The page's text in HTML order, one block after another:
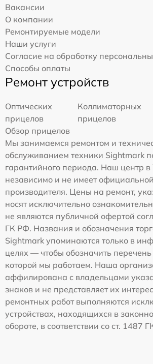
Вакансии
О компании
Ремонтируемые модели
Наши услуги
Согласие на обработку
Способы оплаты
Ремонт устройств
Оптических
прицелов
Коллиматорных
прицелов
Обзор прицелов
Мы занимаемся ремонтом и
обслуживанием техники Sightmark
гарантийного периода. Наш центр в
независимо и не имеет
производителя. Цены на ремонт,
носят исключительно
не являются публичной офертой
ГК РФ. Названия и обозначения
Sightmark упоминаются только в
целях — чтобы обозначить перечень
которой мы работаем. Наша
аффилирована с владельцами
знаков и не представляет их
ремонтных работ выполняются
устройствах, находящихся в
обороте, в соответствии со ст. 1487